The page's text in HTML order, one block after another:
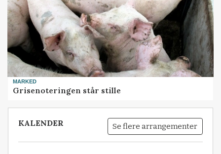
MARKED
Grisenoteringen står stille
KALENDER Se flere arrangementer